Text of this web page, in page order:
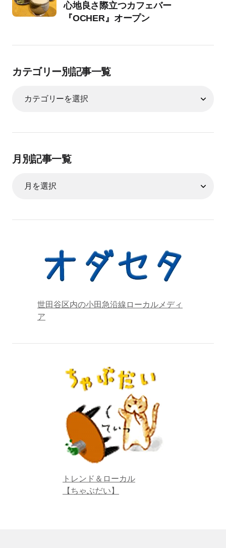
心地良さ際立つカフェバー
『OCHER』オープン
カテゴリー別記事一覧
月別記事一覧
世田谷区内の小田急沿線ローカルメディ
ア
トレンド＆ローカル
【ちゃぶだい】